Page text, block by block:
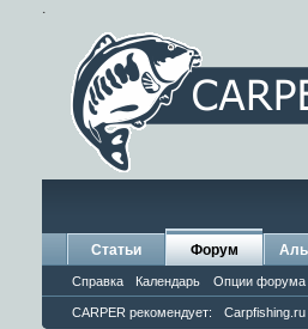
.
Статьи Форум
Справка Календарь Опции форума
CARPER рекомендует: Carpfishing.ru